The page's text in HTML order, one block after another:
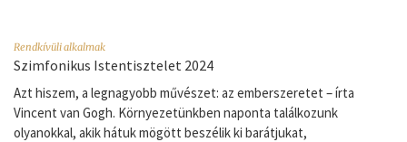
Rendkívüli alkalmak
Szimfonikus Istentisztelet 2024
Azt hiszem, a legnagyobb művészet: az emberszeretet – írta
Vincent van Gogh. Környezetünkben naponta találkozunk
olyanokkal, akik hátuk mögött beszélik ki barátjukat,